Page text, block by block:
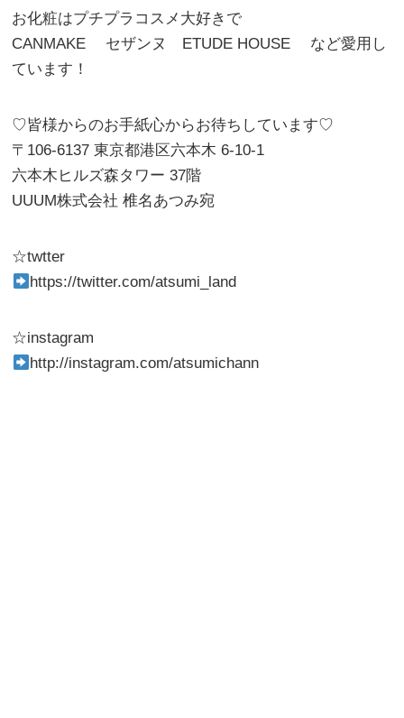
お化粧はプチプラコスメ大好きで
CANMAKE セザンヌ ETUDE HOUSE など愛用し
ています！
♡皆様からのお手紙心からお待ちしています♡
〒106-6137 東京都港区六本木 6-10-1
六本木ヒルズ森タワー 37階
UUUM株式会社 椎名あつみ宛
☆twtter
https://twitter.com/atsumi_land
☆instagram
http://instagram.com/atsumichann